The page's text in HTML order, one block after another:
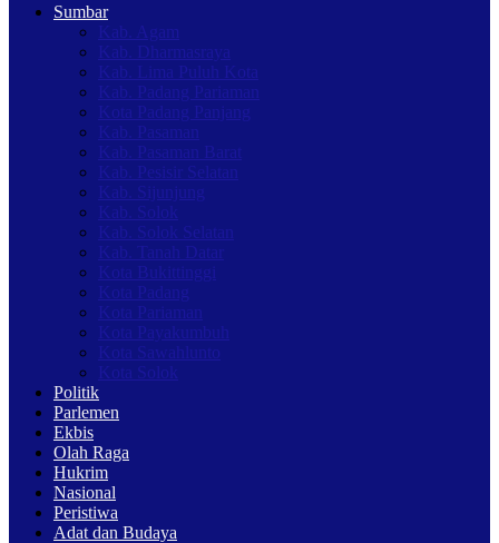
Sumbar
Kab. Agam
Kab. Dharmasraya
Kab. Lima Puluh Kota
Kab. Padang Pariaman
Kota Padang Panjang
Kab. Pasaman
Kab. Pasaman Barat
Kab. Pesisir Selatan
Kab. Sijunjung
Kab. Solok
Kab. Solok Selatan
Kab. Tanah Datar
Kota Bukittinggi
Kota Padang
Kota Pariaman
Kota Payakumbuh
Kota Sawahlunto
Kota Solok
Politik
Parlemen
Ekbis
Olah Raga
Hukrim
Nasional
Peristiwa
Adat dan Budaya